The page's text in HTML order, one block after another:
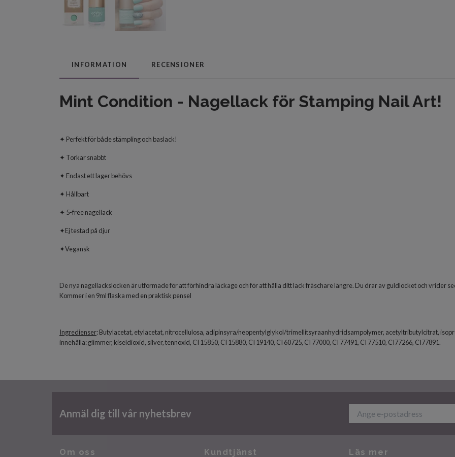
INFORMATION RECENSIONER
Mint Condition - Nagellack för Stamping Nail Art!
✦ Perfekt för både stämpling och baslack!
✦ Torkar snabbt
✦ Endast ett lager behövs
✦ Hållbart
✦ 5-free nagellack
✦Ej testad på djur
✦Vegansk
De nya nagellackslocken är utformade för att förhindra läckage och för att hålla ditt lack fräschare längre. Du drar av guldlocket och vrider
Kommer i en 9ml flaska med en praktisk pensel
Ingredienser: Butylacetat, etylacetat, nitrocellulosa, adipinsyra/neopentylglykol/trimellitsyraanhydridsampolymer, acetyltributylcitrat,
innehålla: glimmer, kiseldioxid, silver, tennoxid, CI 15850, CI 15880, CI 19140, CI 60725, CI 77000, CI 77491, CI 77510, CI77266, CI77891.
Anmäl dig till vår nyhetsbrev
Om oss Kundtjänst Läs mer